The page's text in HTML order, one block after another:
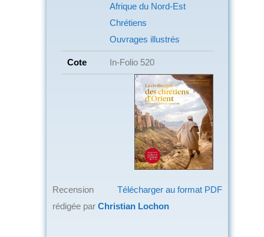
Afrique du Nord-Est
Chrétiens
Ouvrages illustrés
Cote In-Folio 520
Télécharger au format PDF
Recension
rédigée par Christian Lochon